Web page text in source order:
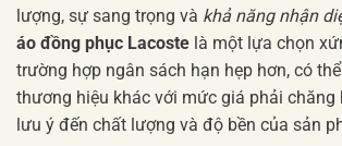
lượng, sự sang trọng và khả năng nhận
áo đồng phục Lacoste là một lựa chọn
trường hợp ngân sách hạn hẹp hơn, có
thương hiệu khác với mức giá phải chăng
lưu ý đến chất lượng và độ bền của sản